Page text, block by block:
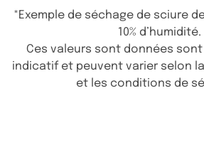
*Exemple de séchage de sciure
10% d’humidité.
Ces valeurs sont données
indicatif et peuvent varier selon
et les conditions de